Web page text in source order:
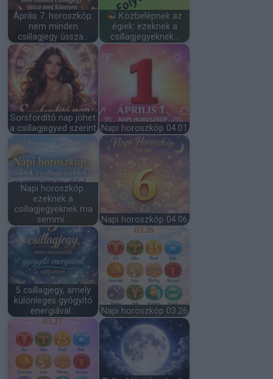
Április 7. horoszkóp:
nem minden
csillagjegy ússza…
Közbelépnek az
égiek: ezeknek a
csillagjegyeknek…
Sorsfordító nap jöhet
a csillagjegyed szerint Napi horoszkóp 04.01
Napi horoszkóp:
ezeknek a
csillagjegyeknek ma
semmi…
Napi horoszkóp 04.06
5 csillagjegy, amely
különleges gyógyító
energiával…
Napi horoszkóp 03.26